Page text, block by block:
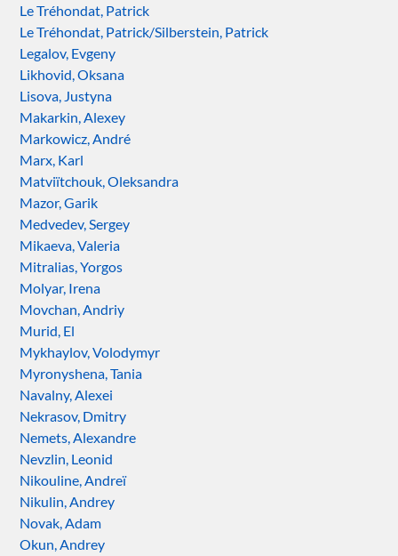
Le Tréhondat, Patrick
Le Tréhondat, Patrick/Silberstein, Patrick
Legalov, Evgeny
Likhovid, Oksana
Lisova, Justyna
Makarkin, Alexey
Markowicz, André
Marx, Karl
Matviïtchouk, Oleksandra
Mazor, Garik
Medvedev, Sergey
Mikaeva, Valeria
Mitralias, Yorgos
Molyar, Irena
Movchan, Andriy
Murid, El
Mykhaylov, Volodymyr
Myronyshena, Tania
Navalny, Alexei
Nekrasov, Dmitry
Nemets, Alexandre
Nevzlin, Leonid
Nikouline, Andreï
Nikulin, Andrey
Novak, Adam
Okun, Andrey